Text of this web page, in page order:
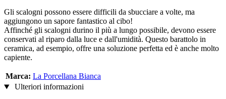
Gli scalogni possono essere difficili da sbucciare a volte, ma
aggiungono un sapore fantastico al cibo!
Affinché gli scalogni durino il più a lungo possibile, devono essere
conservati al riparo dalla luce e dall'umidità. Questo barattolo in
ceramica, ad esempio, offre una soluzione perfetta ed è anche molto
capiente.
Marca: La Porcellana Bianca
Ulteriori informazioni